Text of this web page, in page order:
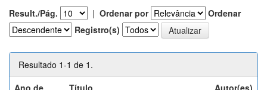
Result./Pág. | Ordenar por
Ordenar
Registro(s)
Resultado 1-1 de 1.
Ano de
Título Autor(es)